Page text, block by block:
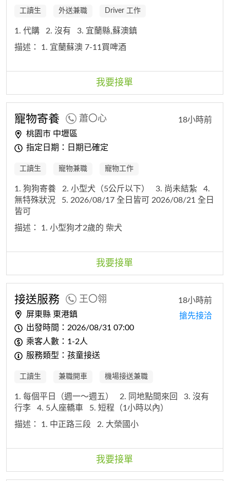
工讀生 外送兼職 Driver 工作
1. 代購 2. 沒有
3. 宜蘭縣,蘇澳鎮
描述： 1. 宜蘭蘇澳 7-11買啤酒
我要接單
寵物寄養 蕭〇心
桃園市 中壢區
指定日期：日期已確定
18小時前
工讀生 寵物兼職 寵物工作
1. 狗狗寄養 2. 小型犬（5公斤以下） 3. 尚未結紮
4.
無特殊狀況
5. 2026/08/17 全日皆可 2026/08/21 全日
皆可
描述： 1. 小型狗才2歲的 柴犬
我要接單
接送服務 王〇翎
屏東縣 東港鎮
出發時間：2026/08/31 07:00
乘客人數：1-2人
服務類型：孩童接送
18小時前
搶先接洽
工讀生 兼職開車 機場接送兼職
1. 每個平日（週一～週五） 2. 同地點間來回
3. 沒有
行李
4. 5人座轎車
5. 短程（1小時以內）
描述： 1. 中正路三段 2. 大榮國小
我要接單